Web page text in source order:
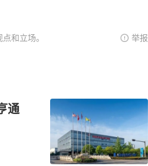
和立场。 举报
通